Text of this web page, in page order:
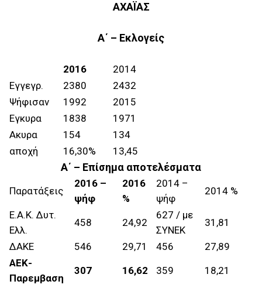
ΑΧΑΪΑΣ
Α΄ – Εκλογείς
2016
2014
Εγγεγρ.
2380
2432
Ψήφισαν
1992
2015
Εγκυρα
1838
1971
Ακυρα
154
134
αποχή
16,30% 13,45
Α΄ – Επίσημα αποτελέσματα
Παρατάξεις
2016 –
ψήφ
2016
%
2014 –
ψήφ
2014 %
Ε.Α.Κ. Δυτ.
Ελλ.
458 24,92
627 / με
ΣΥΝΕΚ
31,81
ΔΑΚΕ 546 29,71 456
27,89
ΑΕΚ-
Παρεμβαση
307 16,62 359 18,21